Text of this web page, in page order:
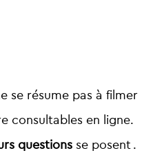
se résume pas à filmer
consultables en ligne.
questions se posent .